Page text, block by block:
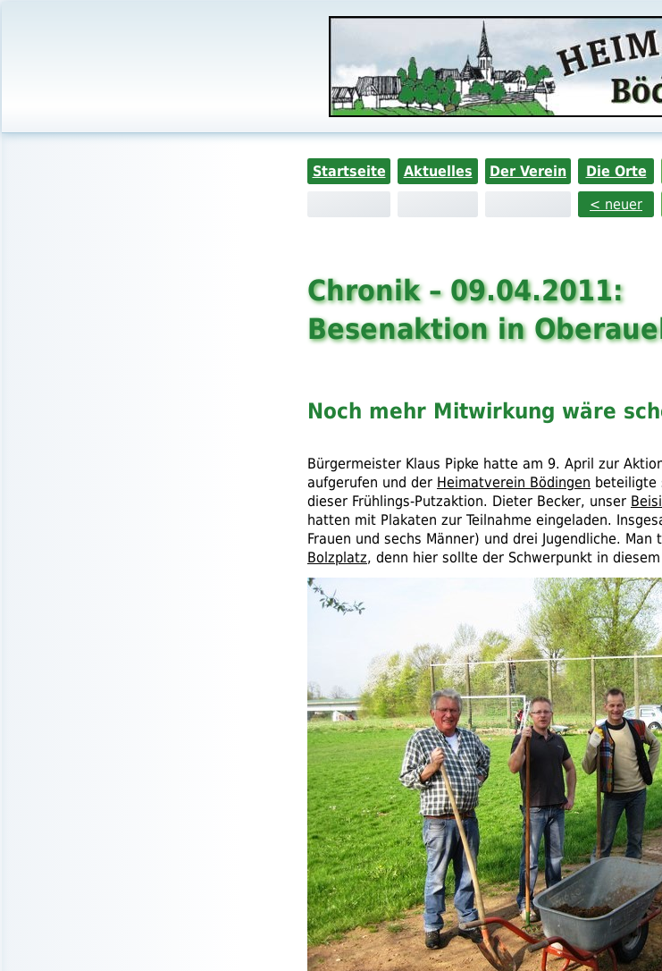
Startseite Aktuelles Der Verein Die Orte
< neuer
Chronik – 09.04.2011:
Besenaktion in
Noch mehr Mitwirkung wäre
Bürgermeister Klaus Pipke hatte am 9. April zur
aufgerufen und der Heimatverein Bödingen beteiligte
dieser Frühlings-Putzaktion. Dieter Becker, unser
hatten mit Plakaten zur Teilnahme eingeladen.
Frauen und sechs Männer) und drei Jugendliche. Man
Bolzplatz, denn hier sollte der Schwerpunkt in diesem